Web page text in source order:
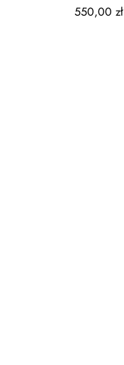
Regular
550,00 zł